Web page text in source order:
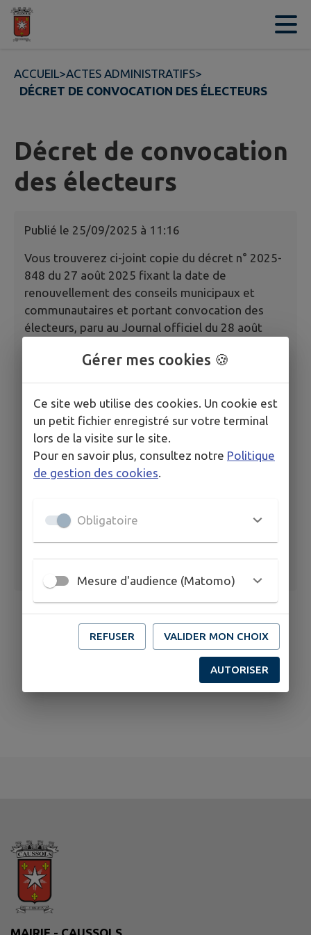
Contenu
ACCUEIL>ACTES ADMINISTRATIFS>
DÉCRET DE CONVOCATION DES ÉLECTEURS
Décret de convocation
des électeurs
Publié le 25/09/2025 à 11:16
Vous trouverez ci-joint copie du décret n° 2025-
848 du 27 août 2025 fixant la date de
renouvellement des conseils municipaux et
communautaires et portant convocation des
électeurs, paru au Journal officiel du 28 août
Ce décret fixe les dates des élections
municipales et communautaires aux dimanches
15 et 22 mars 2026.
décret n° 2025-848 du 27 août 2025
Gérer mes cookies 🍪
Ce site web utilise des cookies. Un cookie est
un petit fichier enregistré sur votre terminal
lors de la visite sur le site.
Pour en savoir plus, consultez notre Politique
de gestion des cookies
Obligatoire
Mesure d'audience (Matomo)
REFUSER VALIDER MON CHOIX
AUTORISER